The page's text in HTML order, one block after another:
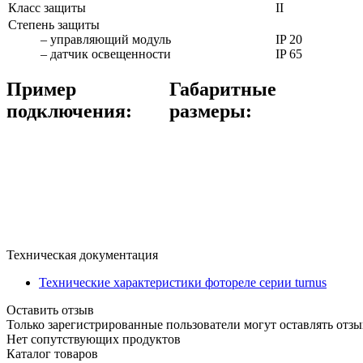
Класс защиты
II
Степень защиты
– управляющий модуль
– датчик освещенности
IP 20
IP 65
Пример
подключения:
Габаритные
размеры:
Техническая документация
Технические характеристики фотореле серии turnus
Оставить отзыв
Только зарегистрированные пользователи могут оставлять
Нет сопутствующих продуктов
Каталог товаров